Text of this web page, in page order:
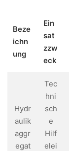
Beze
ichn
ung
Ein
sat
zzw
eck
Hydr
aulik
aggr
egat
Tec
hni
sch
e
Hilf
elei